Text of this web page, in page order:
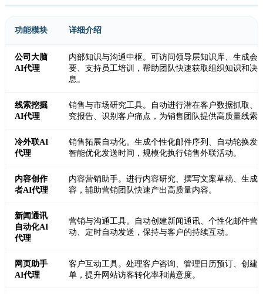
功能模块 详细介绍
公司大脑
AI代理
内部知识与沟通中枢。可访问领导层知识库、生成会
要、支持员工培训，帮助团队快速获取组织知识和决
息。
线索挖掘
AI代理
销售与市场研究工具。自动进行潜在客户数据抓取、
究报告、识别客户痛点，为销售团队提供高质量线索
冷外联AI
代理
销售拓展自动化。生成个性化邮件序列、自动轮换发
智能优化发送时间，规模化执行销售外联活动。
内容创作
者AI代理
内容营销助手。进行内容研究、撰写文案草稿、生成
容，辅助营销团队快速产出高质量内容。
新闻通讯
自动化AI
代理
营销与沟通工具。自动创建新闻通讯、个性化邮件营
动、定时自动发送，保持与客户的持续互动。
网页助手
AI代理
客户互动工具。处理客户咨询、管理日历预订、创建
单，提升网站访客转化率和满意度。